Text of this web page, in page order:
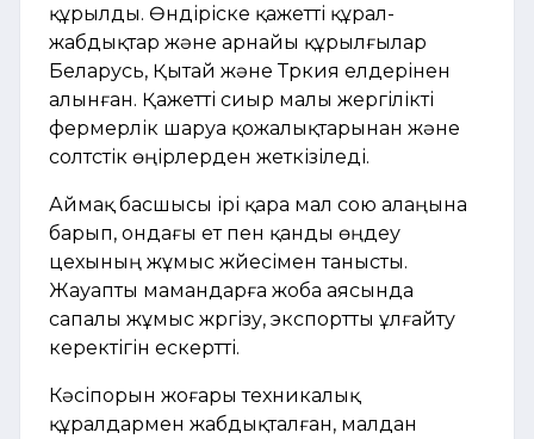
құрылды. Өндіріске қажетті құрал-
жабдықтар және арнайы құрылғылар
Беларусь, Қытай және Түркия елдерінен
алынған. Қажетті сиыр малы жергілікті
фермерлік шаруа қожалықтарынан және
солтүстік өңірлерден жеткізіледі.
Аймақ басшысы ірі қара мал сою алаңына
барып, ондағы ет пен қанды өңдеу
цехының жұмыс жүйесімен танысты.
Жауапты мамандарға жоба аясында
сапалы жұмыс жүргізу, экспортты ұлғайту
керектігін ескертті.
Кәсіпорын жоғары техникалық
құралдармен жабдықталған, малдан